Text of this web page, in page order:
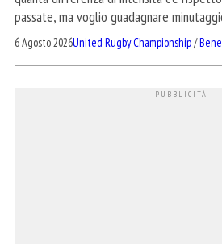
passate, ma voglio guadagnare
6 Agosto 2026United Rugby Championship/